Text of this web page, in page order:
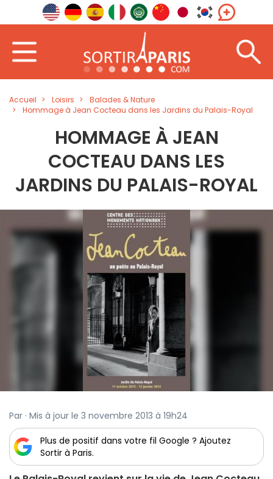
Accueil Loisirs
Balades & Nature
Hommage à Jean Cocteau dans les Jardins du Palais-Royal
HOMMAGE À JEAN
COCTEAU DANS LES
JARDINS DU PALAIS-ROYAL
Par · Mis à jour le 3 novembre 2013 à 19h24
Plus de positif dans votre fil Google ? Ajoutez
Sortir à Paris.